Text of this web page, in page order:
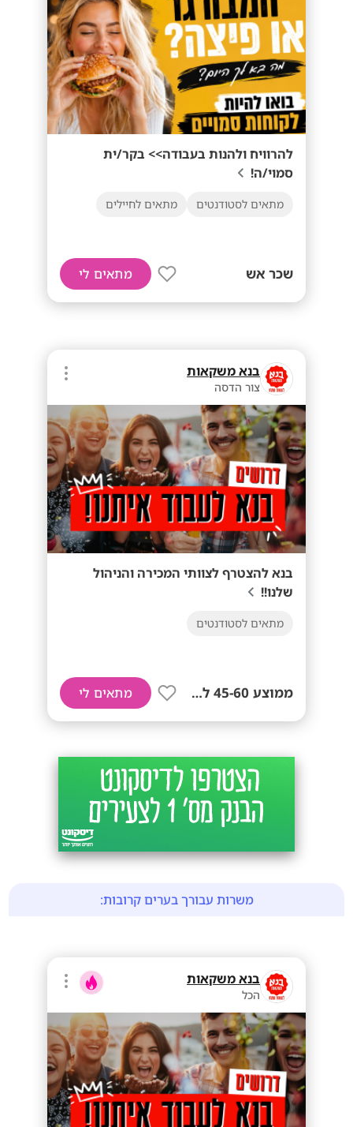
להרוויח ולהנות בעבודה>> בקר/ית
סמוי/ה!
מתאים לסטודנטים מתאים לחיילים
שכר אש מתאים לי
בנא משקאות
צור הדסה
בנא להצטרף לצוותי המכירה והניהול
שלנו!!
מתאים לסטודנטים
ממוצע 45-60 לשעה! מתאים לי
משרות עבורך בערים קרובות:
בנא משקאות
הכל